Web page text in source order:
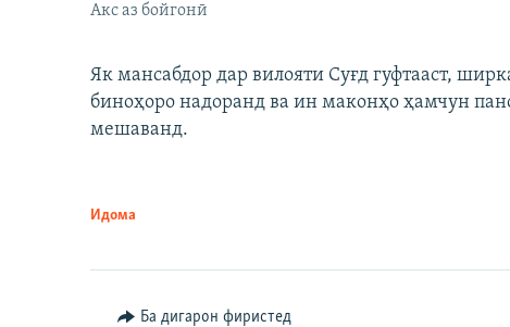
Акс аз бойгонӣ
Як мансабдор дар вилояти Суғд гуфтааст,
биноҳоро надоранд ва ин маконҳо ҳамчун
мешаванд.
Идома
Ба дигарон фиристед